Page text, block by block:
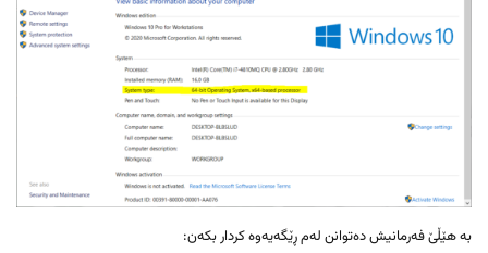
بە هێڵێ فەرمانیش دەتوانن لەم ڕێگەیەوە کردار بکەن: